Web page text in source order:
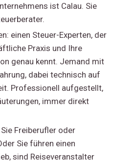
ist Calau. Sie
einen Steuer-Experten, der
Praxis und Ihre
genau kennt. Jemand mit
dabei technisch auf
Professionell aufgestellt,
immer direkt
Freiberufler oder
Sie führen einen
sind Reiseveranstalter